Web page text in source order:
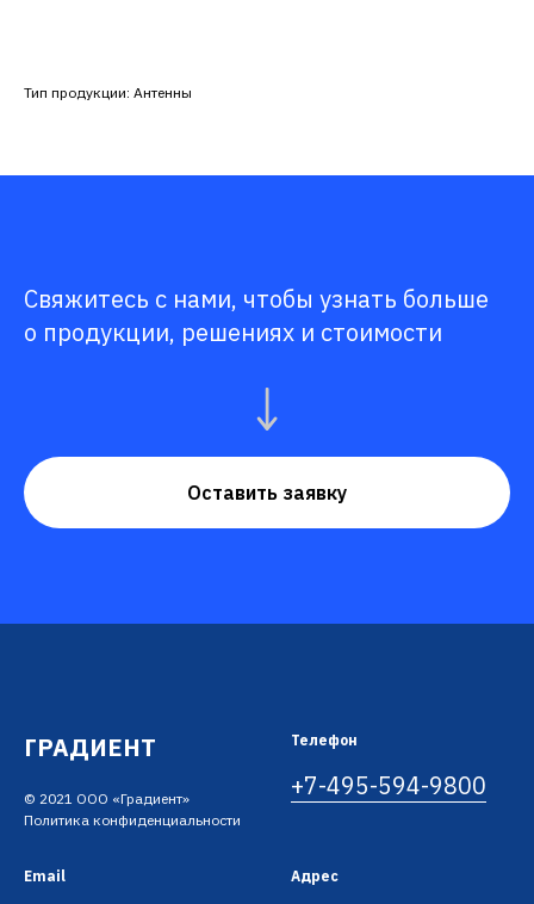
Тип продукции: Антенны
Свяжитесь с нами, чтобы узнать больше
о продукции, решениях и стоимости
Оставить заявку
ГРАДИЕНТ
© 2021 ООО «Градиент»
Политика конфиденциальности
Телефон
+7-495-594-9800
Email Адрес